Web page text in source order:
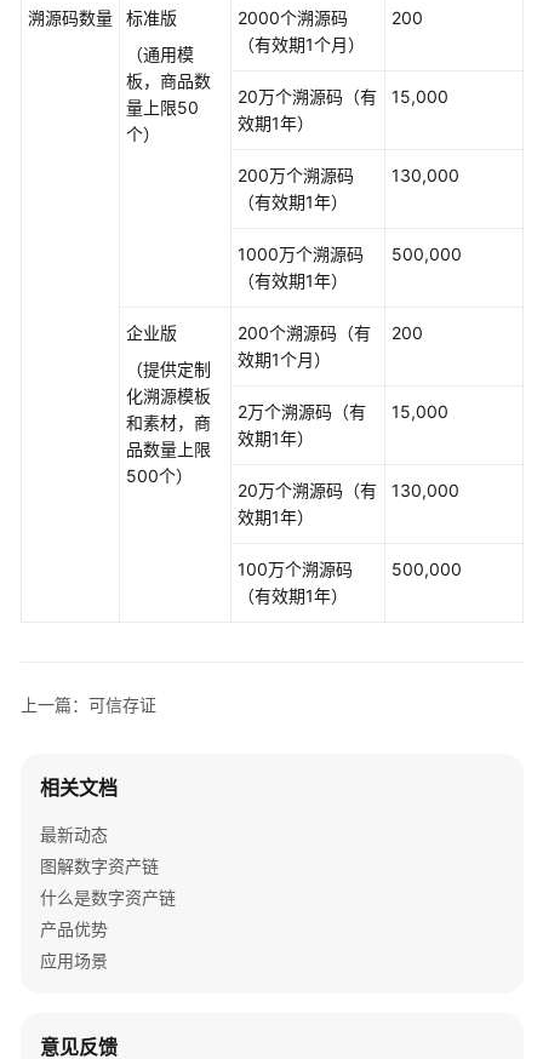
担
限
溯源码数量
标准版
（通用模
板，商品数
量上限50
个）
2000个溯源码
（有效期1个月）
200
20万个溯源码（有
效期1年）
15,000
200万个溯源码
（有效期1年）
130,000
1000万个溯源码
（有效期1年）
500,000
企业版
（提供定制
化溯源模板
和素材，商
品数量上限
500个）
200个溯源码（有
效期1个月）
200
2万个溯源码（有
效期1年）
15,000
20万个溯源码（有
效期1年）
130,000
100万个溯源码
（有效期1年）
500,000
上一篇：可信存证
相关文档
最新动态
图解数字资产链
什么是数字资产链
产品优势
应用场景
意见反馈